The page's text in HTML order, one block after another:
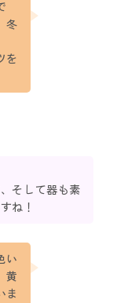
冬
を
そして器も素
ね！
い
黄
ま